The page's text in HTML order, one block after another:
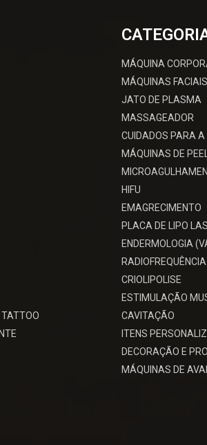
MÁQUINA
MÁQUINAS FACIAIS
JATO DE PLASMA
MASSAGEADOR
CUIDADOS PARA A
MÁQUINAS DE
HIFU
EMAGRECIMENTO
PLACA DE LIPO
ENDERMOLOGIA
RADIOFREQUÊNCIA
CRIOLIPOLISE
ESTIMULAÇÃO
CAVITAÇÃO
ITENS
DECORAÇÃO E
MÁQUINAS DE